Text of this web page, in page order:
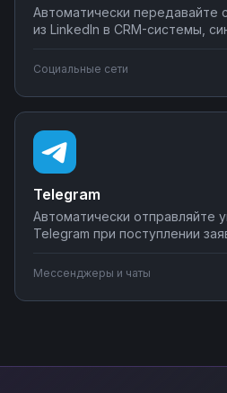
Автоматически передавайте
из LinkedIn в CRM-системы,
продаж. Настройте
сложных сценариев
Социальные сети
Telegram
Автоматически отправляйте
Telegram при поступлении
запросов, синхронизируйте
учета. Подключите
процессам через Nodul без
Мессенджеры и чаты